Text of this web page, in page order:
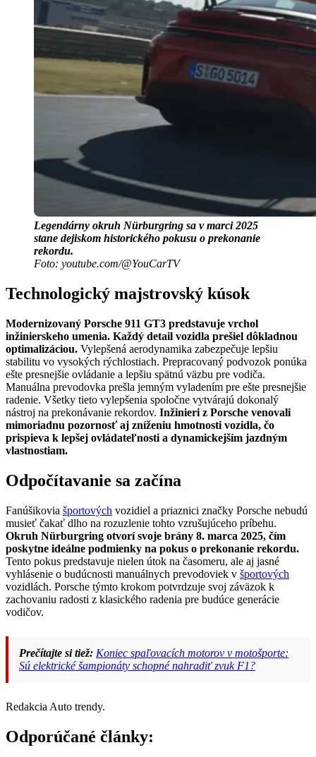
Legendárny okruh Nürburgring sa v marci 2025
stane dejiskom historického pokusu o prekonanie
rekordu.
Foto: youtube.com/@YouCarTV
Technologický majstrovský kúsok
Modernizovaný Porsche 911 GT3 predstavuje vrchol
inžinierskeho umenia. Každý detail vozidla prešiel dôkladnou
optimalizáciou. Vylepšená aerodynamika zabezpečuje lepšiu
stabilitu vo vysokých rýchlostiach. Prepracovaný podvozok ponúka
ešte presnejšie ovládanie a lepšiu spätnú väzbu pre vodiča.
Manuálna prevodovka prešla jemným vyladením pre ešte presnejšie
radenie. Všetky tieto vylepšenia spoločne vytvárajú dokonalý
nástroj na prekonávanie rekordov. Inžinieri z Porsche venovali
mimoriadnu pozornosť aj zníženiu hmotnosti vozidla, čo
prispieva k lepšej ovládateľnosti a dynamickejším jazdným
vlastnostiam.
Odpočítavanie sa začína
Fanúšikovia športových vozidiel a priaznici značky Porsche nebudú
musieť čakať dlho na rozuzlenie tohto vzrušujúceho príbehu.
Okruh Nürburgring otvorí svoje brány 8. marca 2025, čím
poskytne ideálne podmienky na pokus o prekonanie rekordu.
Tento pokus predstavuje nielen útok na časomeru, ale aj jasné
vyhlásenie o budúcnosti manuálnych prevodoviek v športových
vozidlách. Porsche týmto krokom potvrdzuje svoj záväzok k
zachovaniu radosti z klasického radenia pre budúce generácie
vodičov.
Prečítajte si tiež: Koniec spaľovacích motorov v motošporte:
Sú elektrické šampionáty schopné nahradiť zvuk F1?
Redakcia Auto trendy.
Odporúčané články: